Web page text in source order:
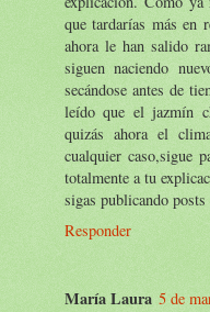
que tardarías más en
ahora le han salido
siguen naciendo
secándose antes de
leído que el jazmín
quizás ahora el
cualquier caso,sigue
totalmente a tu
sigas publicando
Responder
María Laura 5 de